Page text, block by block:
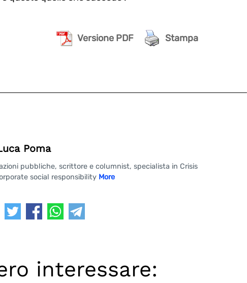
Versione PDF Stampa
Poma
pubbliche, scrittore e columnist, specialista in Crisis
social responsibility More
interessare: